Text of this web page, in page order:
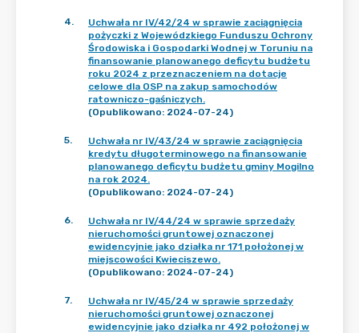
4.
Uchwała nr IV/42/24 w sprawie zaciągnięcia
pożyczki z Wojewódzkiego Funduszu Ochrony
Środowiska i Gospodarki Wodnej w Toruniu na
finansowanie planowanego deficytu budżetu
roku 2024 z przeznaczeniem na dotacje
celowe dla OSP na zakup samochodów
ratowniczo-gaśniczych.
(Opublikowano: 2024-07-24)
5.
Uchwała nr IV/43/24 w sprawie zaciągnięcia
kredytu długoterminowego na finansowanie
planowanego deficytu budżetu gminy Mogilno
na rok 2024.
(Opublikowano: 2024-07-24)
6.
Uchwała nr IV/44/24 w sprawie sprzedaży
nieruchomości gruntowej oznaczonej
ewidencyjnie jako działka nr 171 położonej w
miejscowości Kwieciszewo.
(Opublikowano: 2024-07-24)
7.
Uchwała nr IV/45/24 w sprawie sprzedaży
nieruchomości gruntowej oznaczonej
ewidencyjnie jako działka nr 492 położonej w